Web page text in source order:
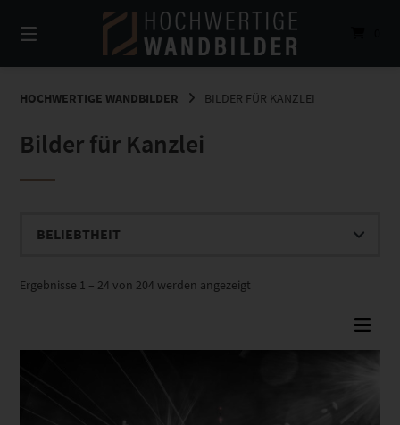
zum
Inhalt
HOCHWERTIGE WANDBILDER BILDER FÜR KANZLEI
Bilder für Kanzlei
Ergebnisse 1 – 24 von 204 werden angezeigt